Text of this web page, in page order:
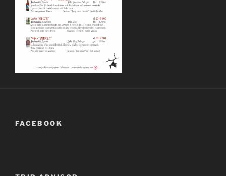
FACEBOOK